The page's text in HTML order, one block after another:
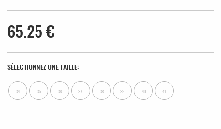
65.25 €
SÉLECTIONNEZ UNE TAILLE:
34 35 36 37 38 39 40 41